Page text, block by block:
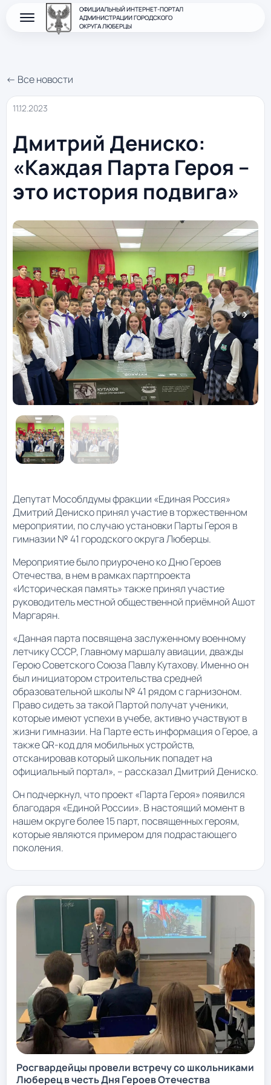
ОФИЦИАЛЬНЫЙ ИНТЕРНЕТ-ПОРТАЛ
АДМИНИСТРАЦИИ ГОРОДСКОГО
ОКРУГА ЛЮБЕРЦЫ
← Все новости
11.12.2023
Дмитрий Дениско:
«Каждая Парта Героя –
это история подвига»
Депутат Мособлдумы фракции «Единая Россия»
Дмитрий Дениско принял участие в торжественном
мероприятии, по случаю установки Парты Героя в
гимназии № 41 городского округа Люберцы.
Мероприятие было приурочено ко Дню Героев
Отечества, в нем в рамках партпроекта
«Историческая память» также принял участие
руководитель местной общественной приёмной Ашот
Маргарян.
«Данная парта посвящена заслуженному военному
летчику СССР, Главному маршалу авиации, дважды
Герою Советского Союза Павлу Кутахову. Именно он
был инициатором строительства средней
образовательной школы № 41 рядом с гарнизоном.
Право сидеть за такой Партой получат ученики,
которые имеют успехи в учебе, активно участвуют в
жизни гимназии. На Парте есть информация о Герое, а
также QR-код для мобильных устройств,
отсканировав который школьник попадет на
официальный портал», – рассказал Дмитрий Дениско.
Он подчеркнул, что проект «Парта Героя» появился
благодаря «Единой России». В настоящий момент в
нашем округе более 15 парт, посвященных героям,
которые являются примером для подрастающего
поколения.
Росгвардейцы провели встречу со школьниками
Люберец в честь Дня Героев Отечества